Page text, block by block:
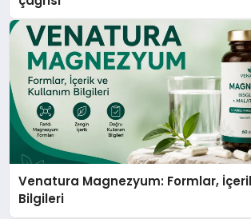
Venatura Magnezyum: Formlar,
Bilgileri